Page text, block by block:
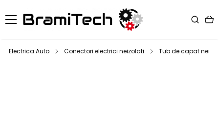
Electrica Auto Conectori electrici neizolati Tub de capat